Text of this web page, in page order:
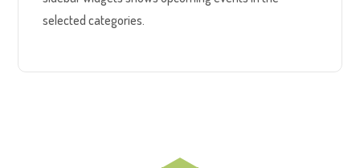
selected categories.